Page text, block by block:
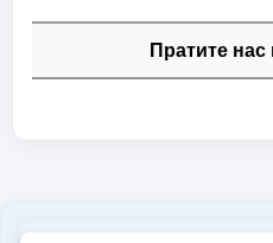
Пратите нас